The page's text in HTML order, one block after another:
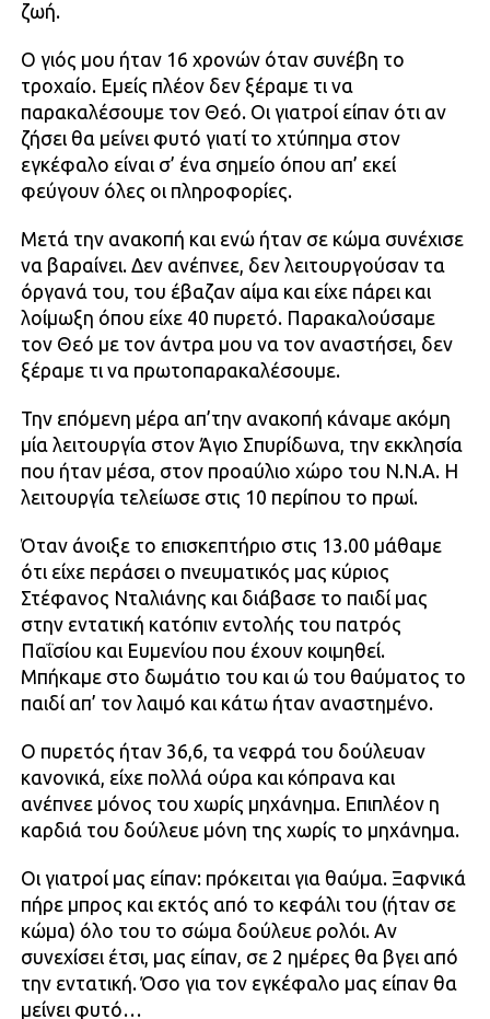
ζωή.
Ο γιός μου ήταν 16 χρονών όταν συνέβη το
τροχαίο. Εμείς πλέον δεν ξέραμε τι να
παρακαλέσουμε τον Θεό. Οι γιατροί είπαν ότι αν
ζήσει θα μείνει φυτό γιατί το χτύπημα στον
εγκέφαλο είναι σ’ ένα σημείο όπου απ’ εκεί
φεύγουν όλες οι πληροφορίες.
Μετά την ανακοπή και ενώ ήταν σε κώμα συνέχισε
να βαραίνει. Δεν ανέπνεε, δεν λειτουργούσαν τα
όργανά του, του έβαζαν αίμα και είχε πάρει και
λοίμωξη όπου είχε 40 πυρετό. Παρακαλούσαμε
τον Θεό με τον άντρα μου να τον αναστήσει, δεν
ξέραμε τι να πρωτοπαρακαλέσουμε.
Την επόμενη μέρα απ’την ανακοπή κάναμε ακόμη
μία λειτουργία στον Άγιο Σπυρίδωνα, την εκκλησία
που ήταν μέσα, στον προαύλιο χώρο του Ν.Ν.Α. Η
λειτουργία τελείωσε στις 10 περίπου το πρωί.
Όταν άνοιξε το επισκεπτήριο στις 13.00 μάθαμε
ότι είχε περάσει ο πνευματικός μας κύριος
Στέφανος Νταλιάνης και διάβασε το παιδί μας
στην εντατική κατόπιν εντολής του πατρός
Παΐσίου και Ευμενίου που έχουν κοιμηθεί.
Μπήκαμε στο δωμάτιο του και ώ του θαύματος το
παιδί απ’ τον λαιμό και κάτω ήταν αναστημένο.
Ο πυρετός ήταν 36,6, τα νεφρά του δούλευαν
κανονικά, είχε πολλά ούρα και κόπρανα και
ανέπνεε μόνος του χωρίς μηχάνημα. Επιπλέον η
καρδιά του δούλευε μόνη της χωρίς το μηχάνημα.
Οι γιατροί μας είπαν: πρόκειται για θαύμα. Ξαφνικά
πήρε μπρος και εκτός από το κεφάλι του (ήταν σε
κώμα) όλο του το σώμα δούλευε ρολόι. Αν
συνεχίσει έτσι, μας είπαν, σε 2 ημέρες θα βγει από
την εντατική. Όσο για τον εγκέφαλο μας είπαν θα
μείνει φυτό…